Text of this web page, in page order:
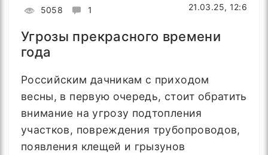
5058 1 21.03.25, 12:6
Угрозы прекрасного времени
года
Российским дачникам с приходом
весны, в первую очередь, стоит обратить
внимание на угрозу подтопления
участков, повреждения трубопроводов,
появления клещей и грызунов